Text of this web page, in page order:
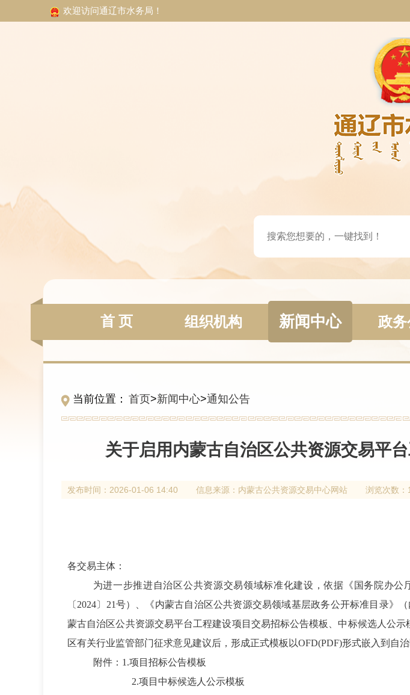
欢迎访问通辽市水务局！
首 页 组织机构 新闻中心 政
当前位置： 首页>新闻中心>通知公告
关于启用内蒙古自治区公共资源交易平
发布时间： 2026-01-06 14:40 信息来源： 内蒙古公共资源交易中心网站 浏览次数：
各交易主体：
为进一步推进自治区公共资源交易领域标准化建设，依据《国务院办
〔2024〕21号）、《内蒙古自治区公共资源交易领域基层政务公开标准目录
蒙古自治区公共资源交易平台工程建设项目交易招标公告模板、中标候选人公
区有关行业监管部门征求意见建议后，形成正式模板以OFD(PDF)形式嵌入到自
附件：1.项目招标公告模板
2.项目中标候选人公示模板